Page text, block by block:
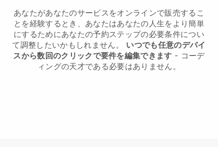
あなたがあなたのサービスをオンラインで販売するこ
とを経験するとき、あなたはあなたの人生をより簡単
にするためにあなたの予約ステップの必要条件につい
て調整したいかもしれません。 いつでも任意のデバイ
スから数回のクリックで要件を編集できます - コーデ
ィングの天才である必要はありません。